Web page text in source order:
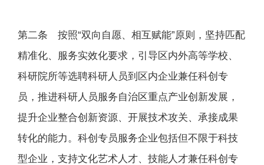
第二条 按照“双向自愿、相互赋能”原则，坚持匹配
精准化、服务实效化要求，引导区内外高等学校、
科研院所等选聘科研人员到区内企业兼任科创专
员，推进科研人员服务自治区重点产业创新发展，
提升企业整合创新资源、开展技术攻关、承接成果
转化的能力。科创专员服务企业包括但不限于科技
型企业，支持文化艺术人才、技能人才兼任科创专